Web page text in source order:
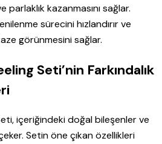
parlaklık kazanmasını sağlar.
sürecini hızlandırır ve
görünmesini sağlar.
Seti’nin Farkındalık
içeriğindeki doğal bileşenler ve
Setin öne çıkan özellikleri